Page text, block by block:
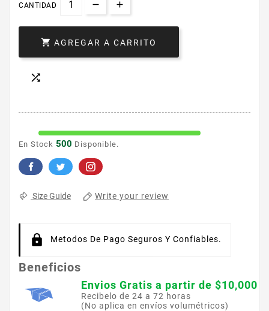
CANTIDAD
 AGREGAR A CARRITO

En Stock 500 Disponible.
Size Guide Write your review
Metodos De Pago Seguros Y Confiables.
Beneficios
Envios Gratis a partir de $10,000
Recibelo de 24 a 72 horas
(No aplica en envíos volumétricos)